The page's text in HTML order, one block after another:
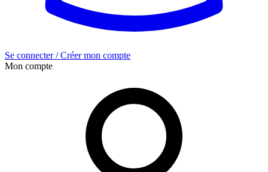
Se connecter / Créer mon compte
Mon compte